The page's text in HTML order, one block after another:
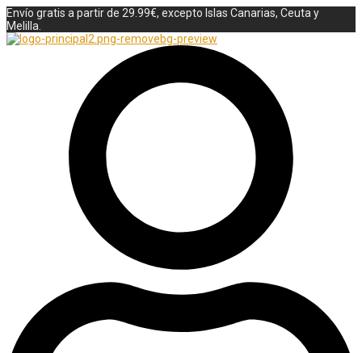
Envío gratis a partir de 29.99€, excepto Islas Canarias, Ceuta y
Melilla.